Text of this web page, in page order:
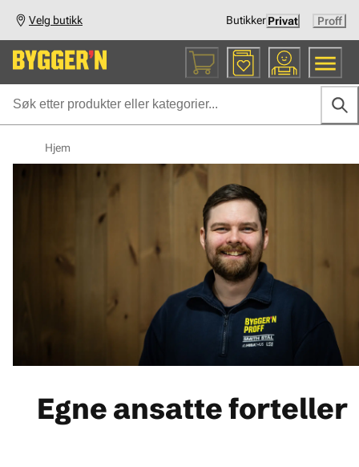
Velg butikk ButikkerPrivat Proff
Hjem
Egne ansatte forteller